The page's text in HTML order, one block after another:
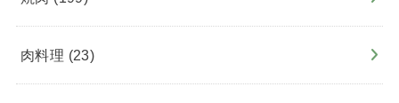
肉料理 (23)